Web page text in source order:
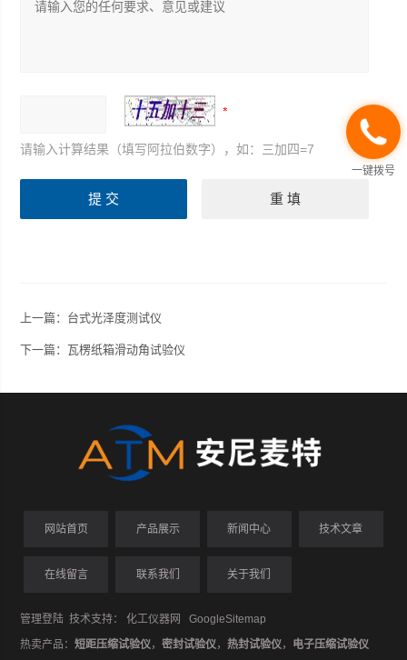
请输入计算结果（填写阿拉伯数字），如：三加四=7
上一篇： 台式光泽度测试仪
下一篇： 瓦楞纸箱滑动角试验仪
网站首页 产品展示 新闻中心 技术文章
在线留言 联系我们 关于我们
管理登陆 技术支持：化工仪器网
GoogleSitemap
热卖产品：短距压缩试验仪，密封试验仪，热封试验仪， 电子压缩试验仪
一键拨号